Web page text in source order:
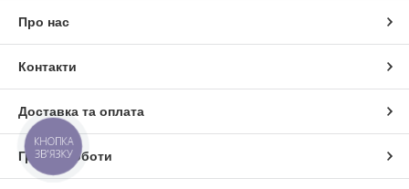
Про нас
Контакти
Доставка та оплата
Графік роботи
КНОПКА
ЗВ'ЯЗКУ